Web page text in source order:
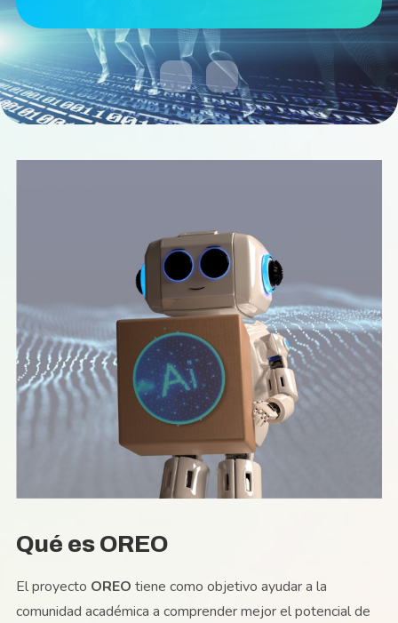
Qué es OREO
El proyecto OREO tiene como objetivo ayudar a la
comunidad académica a comprender mejor el potencial de